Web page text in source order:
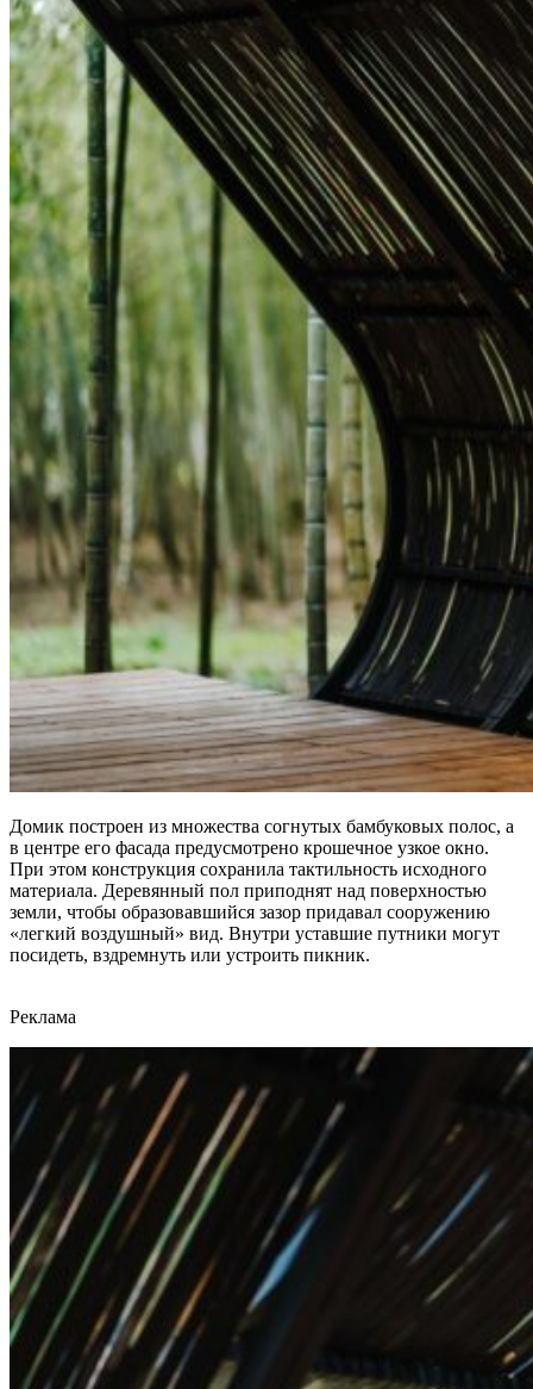
Домик построен из множества согнутых бамбуковых полос, а
в центре его фасада предусмотрено крошечное узкое окно.
При этом конструкция сохранила тактильность исходного
материала. Деревянный пол приподнят над поверхностью
земли, чтобы образовавшийся зазор придавал сооружению
«легкий воздушный» вид. Внутри уставшие путники могут
посидеть, вздремнуть или устроить пикник.
Реклама